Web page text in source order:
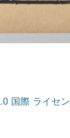
国際 ライセン